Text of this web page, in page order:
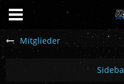
Mitglieder